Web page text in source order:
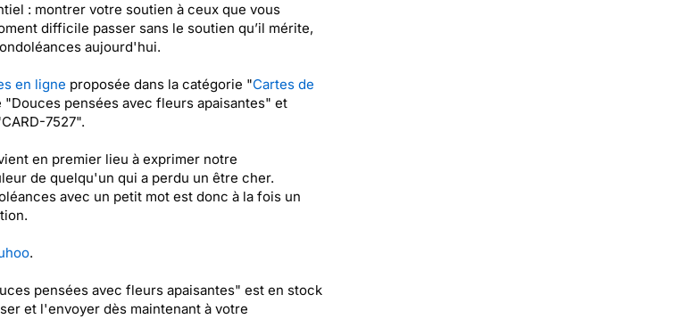
: montrer votre soutien à ceux que vous
difficile passer sans le soutien qu’il mérite,
aujourd'hui.
en ligne proposée dans la catégorie "Cartes de
pensées avec fleurs apaisantes" et
7527".
en premier lieu à exprimer notre
de quelqu'un qui a perdu un être cher.
avec un petit mot est donc à la fois un
.
pensées avec fleurs apaisantes" est en stock
et l'envoyer dès maintenant à votre